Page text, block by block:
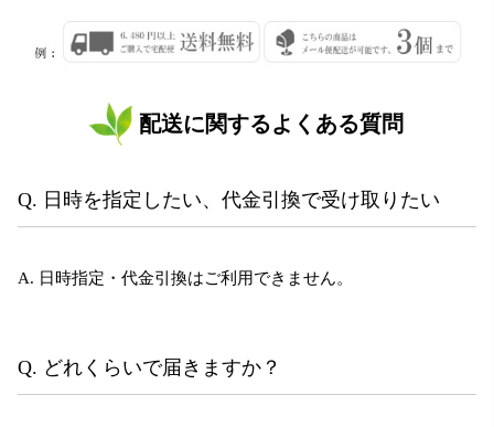
配送に関するよくある質問
Q. 日時を指定したい、代金引換で受け取りたい
A. 日時指定・代金引換はご利用できません。
Q. どれくらいで届きますか？